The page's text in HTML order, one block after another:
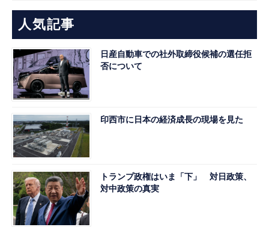
人気記事
日産自動車での社外取締役候補の選任拒
否について
印西市に日本の経済成長の現場を見た
トランプ政権はいま「下」 対日政策、
対中政策の真実